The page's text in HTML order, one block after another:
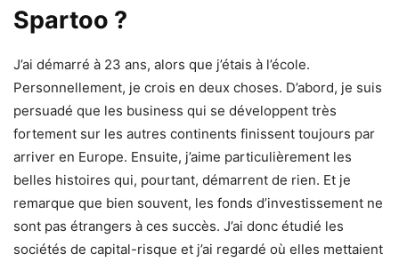
Spartoo ?
J’ai démarré à 23 ans, alors que j’étais à l’école.
Personnellement, je crois en deux choses. D’abord, je suis
persuadé que les business qui se développent très
fortement sur les autres continents finissent toujours par
arriver en Europe. Ensuite, j’aime particulièrement les
belles histoires qui, pourtant, démarrent de rien. Et je
remarque que bien souvent, les fonds d’investissement ne
sont pas étrangers à ces succès. J’ai donc étudié les
sociétés de capital-risque et j’ai regardé où elles mettaient